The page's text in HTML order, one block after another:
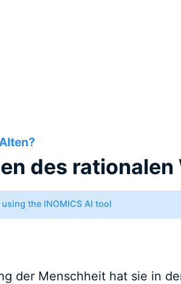
des
the INOMICS AI tool
der Menschheit hat sie in